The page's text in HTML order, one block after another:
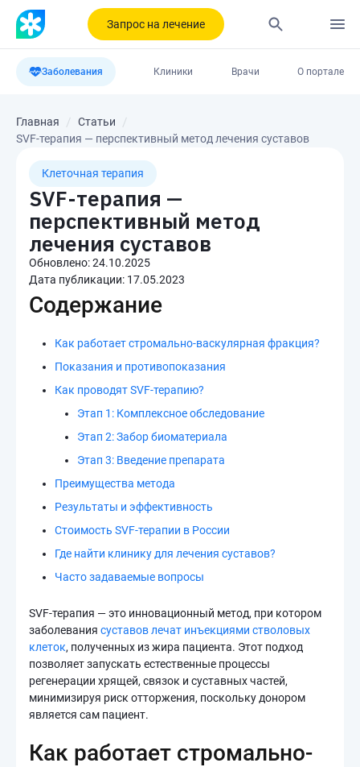
Запрос на лечение
Заболевания Клиники Врачи О портале
Главная
Статьи
SVF-терапия — перспективный метод лечения суставов
Клеточная терапия
SVF-терапия —
перспективный метод
лечения суставов
Обновлено:24.10.2025
Дата публикации: 17.05.2023
Содержание
Как работает стромально-васкулярная фракция?
Показания и противопоказания
Как проводят SVF-терапию?
Этап 1: Комплексное обследование
Этап 2: Забор биоматериала
Этап 3: Введение препарата
Преимущества метода
Результаты и эффективность
Стоимость SVF-терапии в России
Где найти клинику для лечения суставов?
Часто задаваемые вопросы
SVF-терапия — это инновационный метод, при котором
заболевания суставов лечат инъекциями стволовых
клеток, полученных из жира пациента. Этот подход
позволяет запускать естественные процессы
регенерации хрящей, связок и суставных частей,
минимизируя риск отторжения, поскольку донором
является сам пациент.
Как работает стромально-